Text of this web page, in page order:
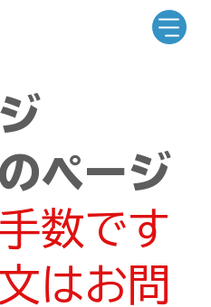
ページ
数です
はお問